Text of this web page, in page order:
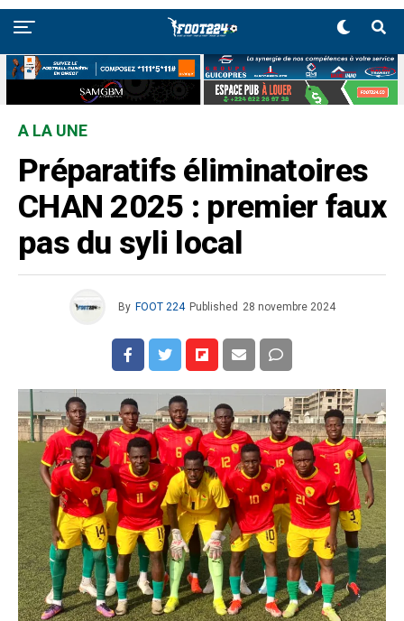
A LA UNE
Préparatifs éliminatoires
CHAN 2025 : premier faux
pas du syli local
By FOOT 224 Published 28 novembre 2024